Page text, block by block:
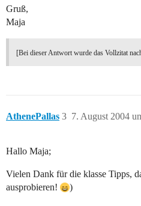
Gruß,
Maja
[Bei dieser Antwort wurde das Vollzitat
AthenePallas 7. August 2004
3
Hallo Maja;
Vielen Dank für die klasse Tipps,
ausprobieren!
)